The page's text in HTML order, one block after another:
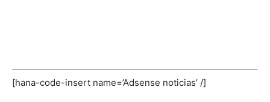
[hana-code-insert name=’Adsense noticias’ /]